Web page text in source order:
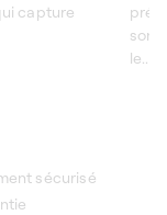
capture
sont
le...
sécurisé